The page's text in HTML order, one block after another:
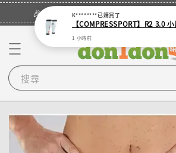
🎉登入會員・領取您的專屬折扣券！
搜尋
K********已購買了
1 小時前